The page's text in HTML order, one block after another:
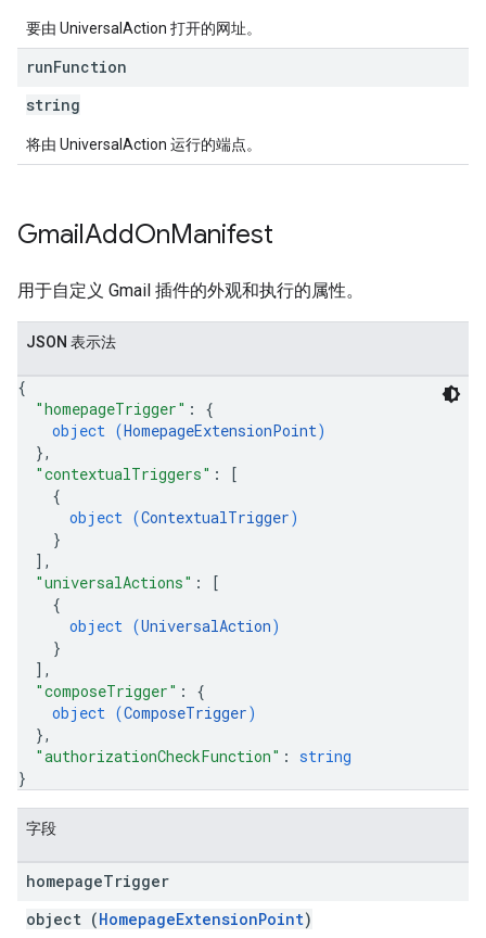
要由 UniversalAction 打开的网址。
runFunction
string
将由 UniversalAction 运行的端点。
GmailAddOnManifest
用于自定义 Gmail 插件的外观和执行的属性。
JSON 表示法
{
"homepageTrigger" : {
object (HomepageExtensionPoint)
},
"contextualTriggers" :
[
{
object (ContextualTrigger)
}
] ,
"universalActions" :
[
{
object (UniversalAction)
}
] ,
"composeTrigger" : {
object (ComposeTrigger)
},
"authorizationCheckFunction" : string
}
字段
homepageTrigger
object (HomepageExtensionPoint)